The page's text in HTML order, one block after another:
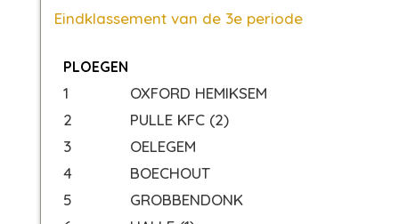
Eindklassement van de 3e periode
PLOEGEN
1
OXFORD HEMIKSEM
2
PULLE KFC (2)
3
OELEGEM
4
BOECHOUT
5
GROBBENDONK